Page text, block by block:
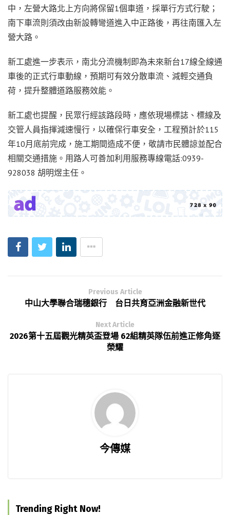
中，左營大路北上方向將保留1個車道，採單行方式行駛；
南下車流則須改由新設轉彎道進入中正路後，再往南匯入左
營大路。
新工處進一步表示，南北分流機制即為未來新台17線全線通
車後的正式行車動線，預期可有效分散車流、減輕交通負
荷，提升整體道路服務效能。
新工處也提醒，民眾行經該路段時，應依現場標誌、標線及
交管人員指揮減速慢行，以確保行車安全，工程預計於115
年10月底前完成，施工期間造成不便，敬請市民體諒並配合
相關交通措施。用路人可善加利用服務專線電話:0939-
928038 胡明煜主任。
Previous Article
中山大學聯合瑞穗銀行 台日共育亞洲金融新世代
Next Article
2026第十五屆觀光精英盃登場 62組精英隊伍前進正修角逐
榮耀
今傳媒
Trending Right Now!